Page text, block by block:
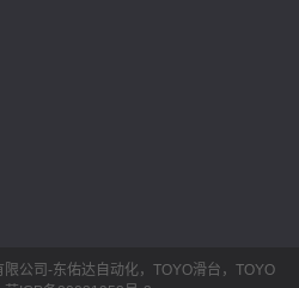
公司-东佑达自动化，TOYO滑台，TOYO